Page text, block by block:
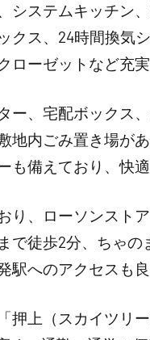
システムキッチン
クス、24時間換気
ローゼットなど充実
ー、宅配ボックス
地内ごみ置き場が
も備えており、快
り、ローソンスト
で徒歩2分、ちゃ
駅へのアクセスも
押上（スカイツリ